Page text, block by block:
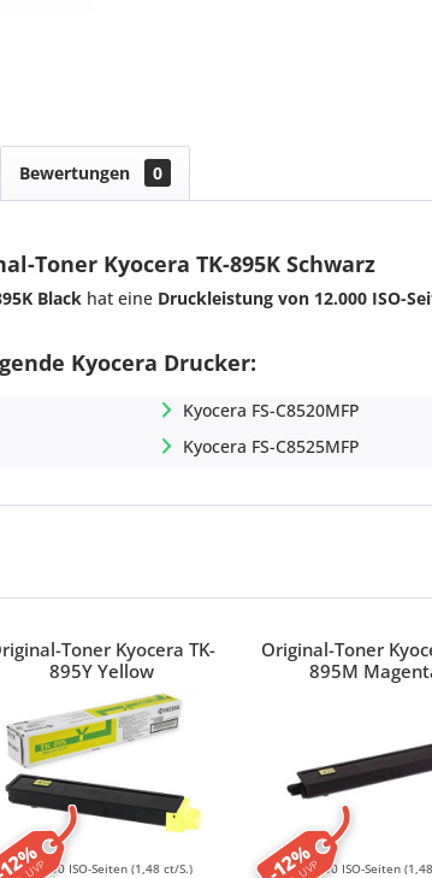
Bewertungen 0
Toner Kyocera TK-895K Schwarz
Black hat eine Druckleistung von 12.000 ISO-
Kyocera Drucker:
Kyocera FS-C8520MFP
Kyocera FS-C8525MFP
Toner Kyocera TK-
895Y Yellow
6000 ISO-Seiten (1,48 ct/S.) -12%
Original-Toner
895M
6000 ISO-Seiten